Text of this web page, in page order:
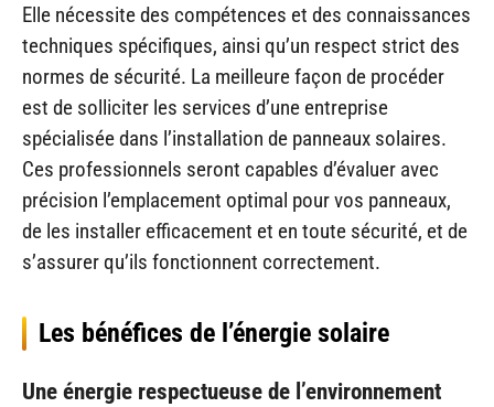
Elle nécessite des compétences et des connaissances
techniques spécifiques, ainsi qu’un respect strict des
normes de sécurité. La meilleure façon de procéder
est de solliciter les services d’une entreprise
spécialisée dans l’installation de panneaux solaires.
Ces professionnels seront capables d’évaluer avec
précision l’emplacement optimal pour vos panneaux,
de les installer efficacement et en toute sécurité, et de
s’assurer qu’ils fonctionnent correctement.
Les bénéfices de l’énergie solaire
Une énergie respectueuse de l’environnement